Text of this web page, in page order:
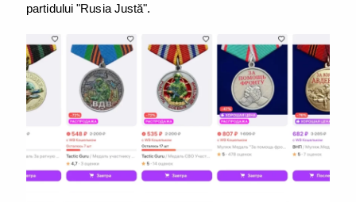
partidului "Rusia Justă".